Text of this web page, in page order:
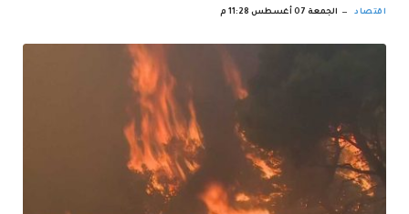
اقتصاد الجمعة 07 أغسطس 11:28 م